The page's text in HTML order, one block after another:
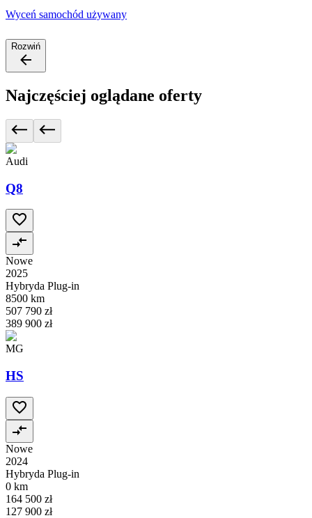
Wyceń samochód używany
Rozwiń
Najczęściej oglądane oferty
Audi
Q8
Nowe
2025
Hybryda Plug-in
8500 km
507 790 zł
389 900 zł
MG
HS
Nowe
2024
Hybryda Plug-in
0 km
164 500 zł
127 900 zł